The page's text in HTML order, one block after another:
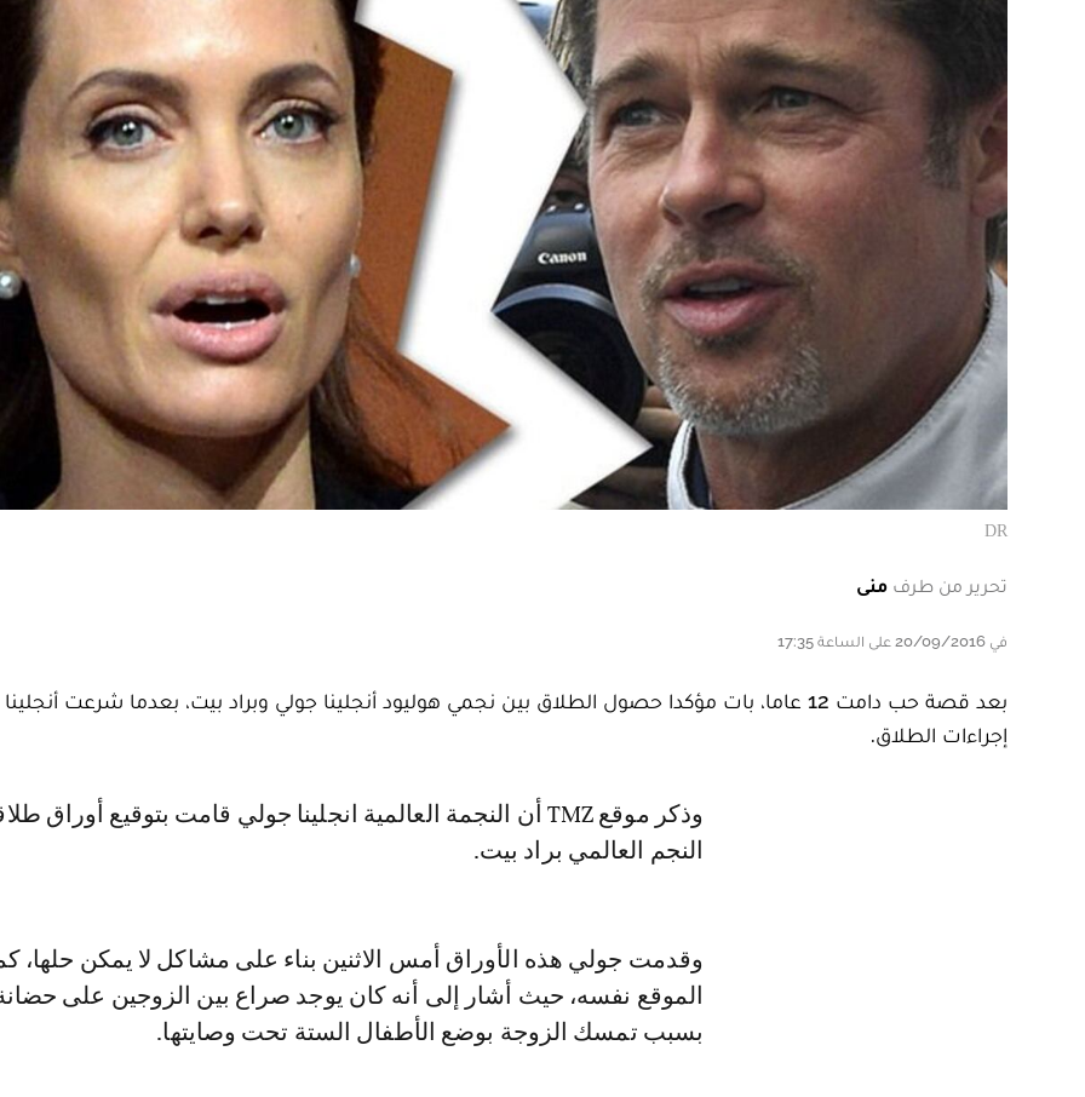
DR
تحرير من طرف منى
في 20/09/2016 على الساعة 17:35
بعد قصة حب دامت 12 عاما، بات مؤكدا حصول الطلاق بين نجمي هوليود أنجلينا جولي وبراد بيت، بعدما شرعت
إجراءات الطلاق.
وذكر موقع TMZ أن النجمة العالمية انجلينا جولي قامت بتوقيع أوراق طلاقها من
النجم العالمي براد بيت.
وقدمت جولي هذه الأوراق أمس الاثنين بناء على مشاكل لا يمكن حلها،
الموقع نفسه، حيث أشار إلى أنه كان يوجد صراع بين الزوجين على حضانة
بسبب تمسك الزوجة بوضع الأطفال الستة تحت وصايتها.